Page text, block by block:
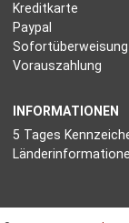
Kreditkarte
Paypal
Sofortüberweisung
Vorauszahlung
INFORMATIONEN
5 Tages